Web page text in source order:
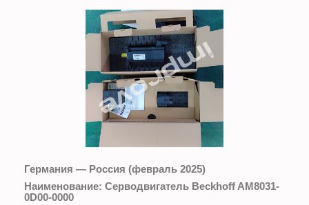
Германия — Россия (февраль 2025)
Наименование: Серводвигатель Beckhoff AM8031-
0D00-0000